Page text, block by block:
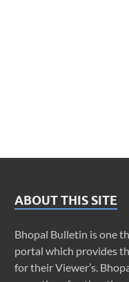
ABOUT THIS SITE
Bhopal Bulletin is one
portal which provides
for their Viewer’s.